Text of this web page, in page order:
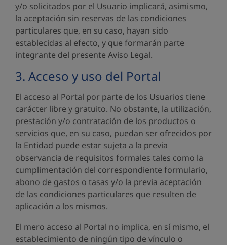
y/o solicitados por el Usuario implicará, asimismo,
la aceptación sin reservas de las condiciones
particulares que, en su caso, hayan sido
establecidas al efecto, y que formarán parte
integrante del presente Aviso Legal.
3. Acceso y uso del Portal
El acceso al Portal por parte de los Usuarios tiene
carácter libre y gratuito. No obstante, la utilización,
prestación y/o contratación de los productos o
servicios que, en su caso, puedan ser ofrecidos por
la Entidad puede estar sujeta a la previa
observancia de requisitos formales tales como la
cumplimentación del correspondiente formulario,
abono de gastos o tasas y/o la previa aceptación
de las condiciones particulares que resulten de
aplicación a los mismos.
El mero acceso al Portal no implica, en sí mismo, el
establecimiento de ningún tipo de vínculo o